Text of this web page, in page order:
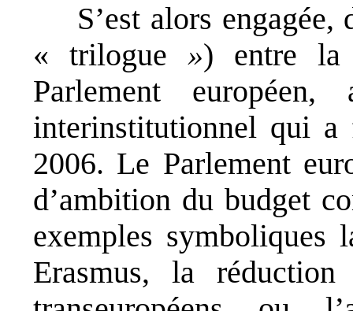
S’est alors
« trilogue ») entre la
Parlement
interinstitutionnel qui
2006. Le Parlement
d’ambition du budget
exemples symboliques
Erasmus, la réduction